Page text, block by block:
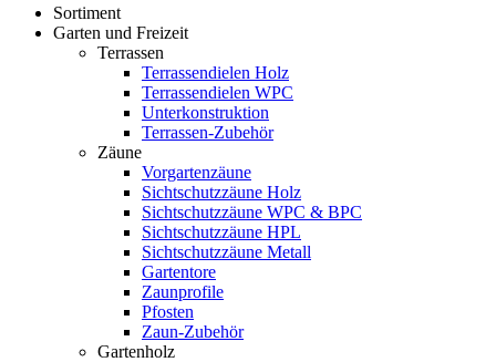
Sortiment
Garten und Freizeit
Terrassen
Terrassendielen Holz
Terrassendielen WPC
Unterkonstruktion
Terrassen-Zubehör
Zäune
Vorgartenzäune
Sichtschutzzäune Holz
Sichtschutzzäune WPC & BPC
Sichtschutzzäune HPL
Sichtschutzzäune Metall
Gartentore
Zaunprofile
Pfosten
Zaun-Zubehör
Gartenholz